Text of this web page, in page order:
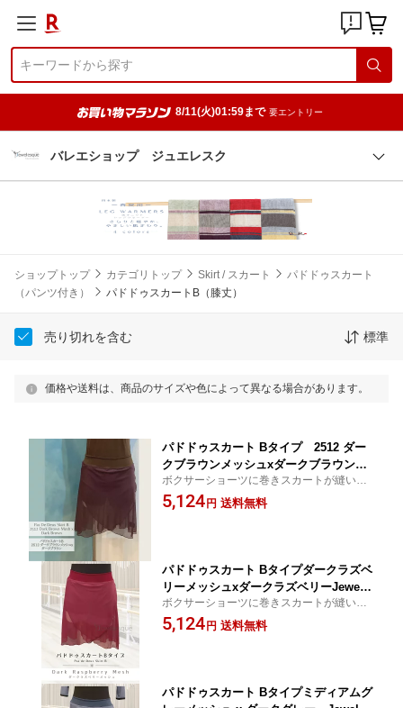
8/11(火)01:59まで 要エントリー
バレエショップ ジュエレスク
ショップトップ カテゴリトップ Skirt / スカート
パドドゥスカート
（パンツ付き）
パドドゥスカートB（膝丈）
売り切れを含む 標準
価格や送料は、商品のサイズや色によって異なる場合があります。
パドドゥスカート Bタイプ 2512 ダー
クブラウンメッシュxダークブラウン J
ewelesqueオリジナル pdd-b-2512dar
kbrown-mesh
ボクサーショーツに巻きスカートが縫い付
けられています。ズレを気にせず踊れま
す。
5,124 円 送料無料
パドドゥスカート Bタイプダークラズベ
リーメッシュxダークラズベリーJewele
squeオリジナルpdd-b-draspberrymesh
-draspberry
ボクサーショーツに巻きスカートが縫い付
けられています。ズレを気にせず踊れま
す。
5,124 円 送料無料
パドドゥスカート Bタイプミディアムグ